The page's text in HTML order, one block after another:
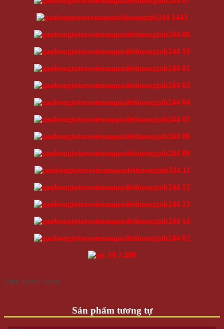
Size 40cm, 50cm
Sản phẩm tương tự